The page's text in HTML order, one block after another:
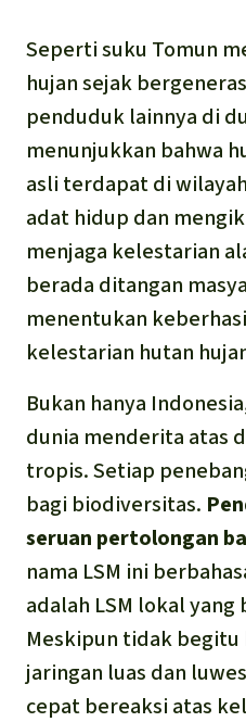
Seperti suku Tomun
hujan sejak
penduduk lainnya di
menunjukkan bahwa
asli terdapat di
adat hidup dan
menjaga kelestarian
berada ditangan
menentukan
kelestarian hutan
Bukan hanya
dunia menderita atas
tropis. Setiap
bagi biodiversitas.
seruan pertolongan
nama LSM ini
adalah LSM lokal
Meskipun tidak begitu
jaringan luas dan
cepat bereaksi atas